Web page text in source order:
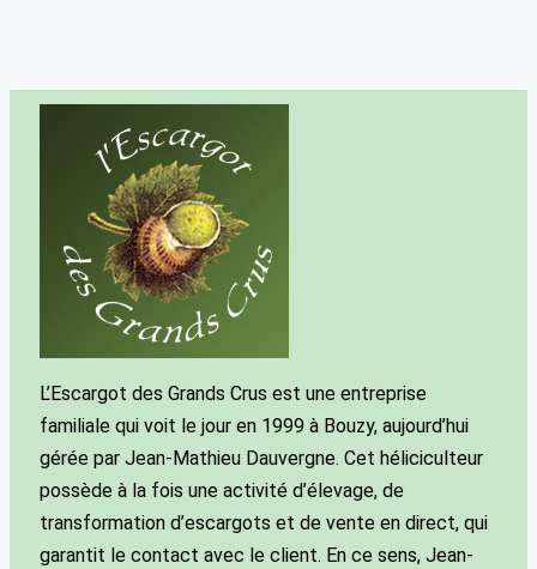
L’Escargot des Grands Crus est une entreprise
familiale qui voit le jour en 1999 à Bouzy, aujourd’hui
gérée par Jean-Mathieu Dauvergne. Cet héliciculteur
possède à la fois une activité d’élevage, de
transformation d’escargots et de vente en direct, qui
garantit le contact avec le client. En ce sens, Jean-